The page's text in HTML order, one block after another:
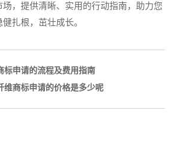
，提供清晰、实用的行动指南，助力您
扎根，茁壮成长。
标申请的流程及费用指南
维商标申请的价格是多少呢